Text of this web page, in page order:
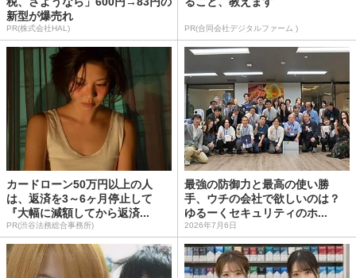
新型が爆売れ
PR(株式会社HAL) PR(合同会社デジタルファーム )
カードローン50万円以上の人
は、返済を3～6ヶ月停止して
『大幅に減額してから返済...
PR(渋谷法務総合事務所)
最強の防御力と最高の使い勝
手、ウチの会社で欲しいのは？
ゆるーくセキュリティのホ...
2026年7月6日